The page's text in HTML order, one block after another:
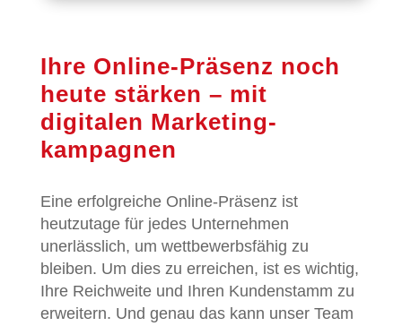
Ihre Online-Präsenz noch
heute stärken – mit
digitalen Marketing­
kampagnen
Eine erfolgreiche Online-Präsenz ist
heutzutage für jedes Unternehmen
unerlässlich, um wettbewerbsfähig zu
bleiben. Um dies zu erreichen, ist es wichtig,
Ihre Reichweite und Ihren Kundenstamm zu
erweitern. Und genau das kann unser Team